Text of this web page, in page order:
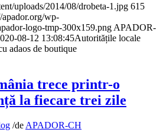
uploads/2014/08/drobeta-1.jpg 615
apador.org/wp-
logo-tmp-300x159.png APADOR-
08-12 13:08:45Autoritățile locale
adaos de boutique
trece printr-o
la fiecare trei zile
/de APADOR-CH